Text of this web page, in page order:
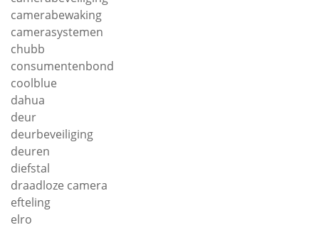
camerabewaking
camerasystemen
chubb
consumentenbond
coolblue
dahua
deur
deurbeveiliging
deuren
diefstal
draadloze camera
efteling
elro